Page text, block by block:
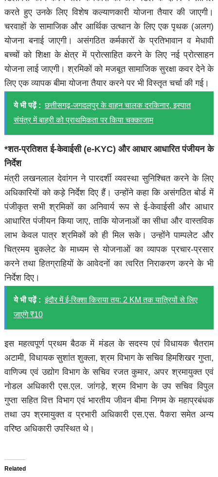
करते हुए उनके लिए विशेष कल्याणकारी योजना तैयार की जाएगी।
चरवाहों के सामाजिक और आर्थिक उत्थान के लिए एक पृथक (अलग)
योजना बनाई जाएगी। असंगठित कर्मकारों के प्रतिभावान व मेधावी
बच्चों को शिक्षा के क्षेत्र में प्रोत्साहित करने के लिए नई प्रोत्साहन
योजना लाई जाएगी। श्रमिकों को मजबूत सामाजिक सुरक्षा कवर देने के
लिए एक व्यापक बीमा योजना तैयार करने पर भी विस्तृत चर्चा की गई।
ये भी पढ़ें : छत्तीसगढ़-जगदलपुर के वाहन चालक दरकिनार, इस्पात
संयंत्र में बाहरी को प्राथमिकता पर किया चक्काजाम
*शत-प्रतिशत ई-केवाईसी (e-KYC) और आधार आधारित पंजीयन के
निर्देश
मंत्री लखनलाल देवांगन ने पारदर्शी व्यवस्था सुनिश्चित करने के लिए
अधिकारियों को कड़े निर्देश दिए हैं। उन्होंने कहा कि असंगठित बोर्ड में
पंजीकृत सभी श्रमिकों का अनिवार्य रूप से ई-केवाईसी और आधार
आधारित पंजीयन किया जाए, ताकि योजनाओं का सीधा और वास्तविक
लाभ केवल पात्र श्रमिकों को ही मिल सके। उन्होंने पाम्पलेट और
चित्रमय बुकलेट के माध्यम से योजनाओं का व्यापक प्रचार-प्रसार
करने तथा हितग्राहियों के आवेदनों का त्वरित निराकरण करने के भी
निर्देश दिए।
ये भी पढ़ें : इंदौर में ई-रिक्शा किराया तय: 2 KM तक यात्रियों से लिए
जाएंगे ₹10
इस महत्वपूर्ण प्रथम बैठक में मंडल के सदस्य एवं विधायक चैतराम
अटामी, विधायक सुशांत शुक्ला, श्रम विभाग के सचिव हिमशिखर गुप्ता,
वाणिज्य एवं उद्योग विभाग के सचिव रजत कुमार, अपर श्रमायुक्त एवं
नोडल अधिकारी एस.एल. जांगड़े, श्रम विभाग के उप सचिव विपुल
गुप्ता सहित वित्त विभाग एवं भारतीय जीवन बीमा निगम के महाप्रबंधक
तथा उप श्रमायुक्त व प्रभारी अधिकारी एस.एस. पैकरा समेत अन्य
वरिष्ठ अधिकारी उपस्थित थे।
Related